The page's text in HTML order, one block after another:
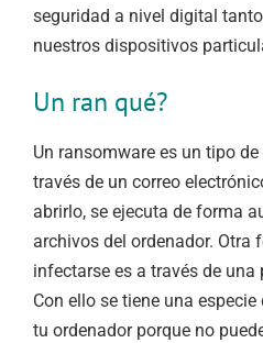
seguridad a nivel digital
nuestros dispositivos
Un ran qué?
Un ransomware es un tipo
través de un correo
abrirlo, se ejecuta de forma
archivos del ordenador. Otra
infectarse es a través de
Con ello se tiene una especie
tu ordenador porque no